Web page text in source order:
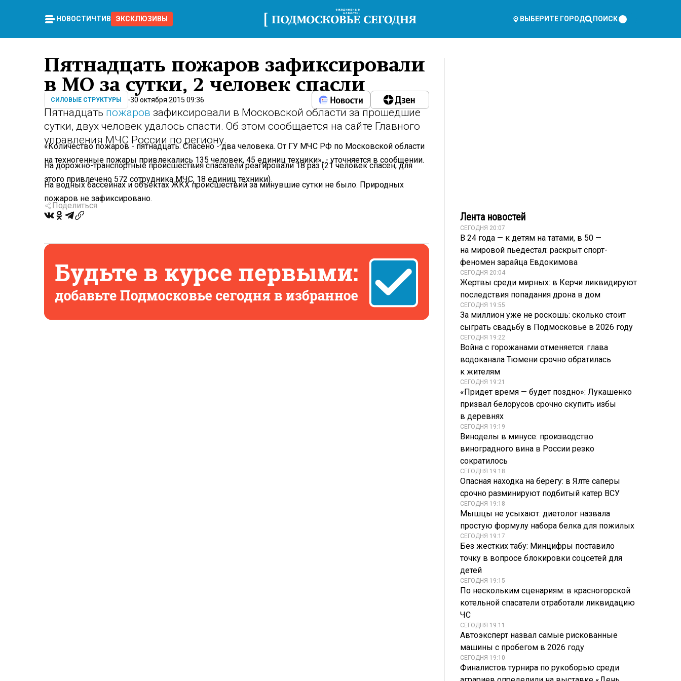
НОВОСТИ ЧТИВО ЭКСКЛЮЗИВЫ ВЫБЕРИТЕ ГОРОД ПОИСК
Пятнадцать пожаров зафиксировали
в МО за сутки, 2 человек спасли
СИЛОВЫЕ СТРУКТУРЫ 30 октября 2015 09:36
Пятнадцатьпожаров зафиксировали в Московской области за прошедшие
сутки, двух человек удалось спасти. Об этом сообщается на сайте Главного
управления МЧС России по региону.
«Количество пожаров - пятнадцать. Спасено - два человека. От ГУ МЧС РФ по Московской области
на техногенные пожары привлекались 135 человек, 45 единиц техники», - уточняется в сообщении.
На дорожно-транспортные происшествия спасатели реагировали 18 раз (21 человек спасен, для
этого привлечено 572 сотрудника МЧС, 18 единиц техники).
На водных бассейнах и объектах ЖКХ происшествий за минувшие сутки не было. Природных
пожаров не зафиксировано.
Поделиться
Лента новостей
СЕГОДНЯ 20:07
В 24 года — к детям на татами, в 50 —
на мировой пьедестал: раскрыт спорт-
феномен зарайца Евдокимова
СЕГОДНЯ 20:04
Жертвы среди мирных: в Керчи ликвидируют
последствия попадания дрона в дом
СЕГОДНЯ 19:55
За миллион уже не роскошь: сколько стоит
сыграть свадьбу в Подмосковье в 2026 году
СЕГОДНЯ 19:22
Война с горожанами отменяется: глава
водоканала Тюмени срочно обратилась
к жителям
СЕГОДНЯ 19:21
«Придет время — будет поздно»: Лукашенко
призвал белорусов срочно скупить избы
в деревнях
СЕГОДНЯ 19:19
Виноделы в минусе: производство
виноградного вина в России резко
сократилось
СЕГОДНЯ 19:18
Опасная находка на берегу: в Ялте саперы
срочно разминируют подбитый катер ВСУ
СЕГОДНЯ 19:18
Мышцы не усыхают: диетолог назвала
простую формулу набора белка для пожилых
СЕГОДНЯ 19:17
Без жестких табу: Минцифры поставило
точку в вопросе блокировки соцсетей для
детей
СЕГОДНЯ 19:15
По нескольким сценариям: в красногорской
котельной спасатели отработали ликвидацию
ЧС
СЕГОДНЯ 19:11
Автоэксперт назвал самые рискованные
машины с пробегом в 2026 году
СЕГОДНЯ 19:10
Финалистов турнира по рукоборью среди